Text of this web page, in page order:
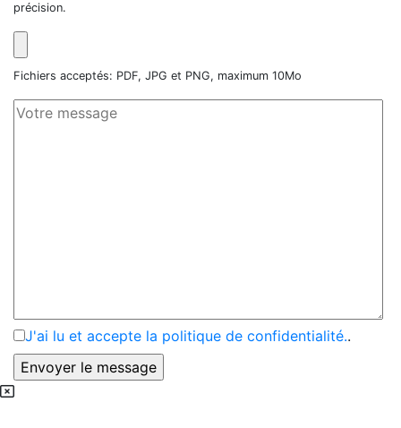
précision.
Fichiers acceptés: PDF, JPG et PNG, maximum 10Mo
J'ai lu et accepte la politique de confidentialité..